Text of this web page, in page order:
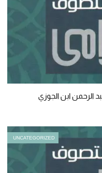
الرحمن ابن الجوزي
UNCATEGORIZED